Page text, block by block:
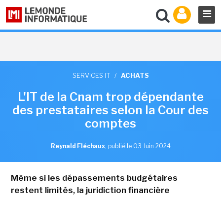
SERVICES IT / ACHATS
L'IT de la Cnam trop dépendante
des prestataires selon la Cour des
comptes
Reynald Fléchaux, publié le 03 Juin 2024
Même si les dépassements budgétaires
restent limités, la juridiction financière